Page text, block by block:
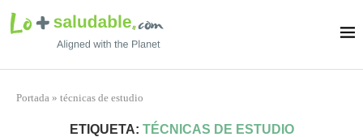
Portada » técnicas de estudio
ETIQUETA: TÉCNICAS DE ESTUDIO